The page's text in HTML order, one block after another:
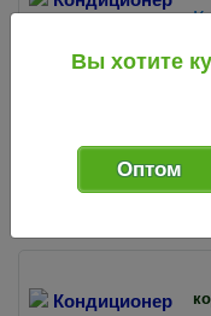
Вы хотите
Оптом